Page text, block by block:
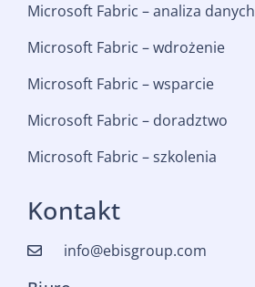
Microsoft Fabric – analiza danych
Microsoft Fabric – wdrożenie
Microsoft Fabric – wsparcie
Microsoft Fabric – doradztwo
Microsoft Fabric – szkolenia
Kontakt
info@ebisgroup.com